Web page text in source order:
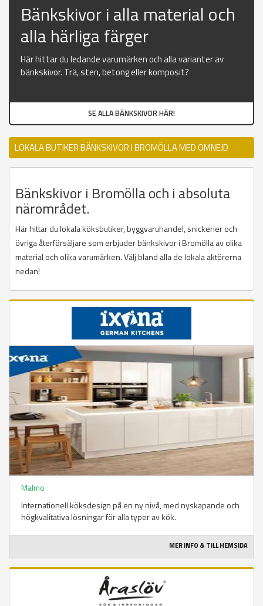
Bänkskivor i alla material och
alla härliga färger
Här hittar du ledande varumärken och alla varianter av
bänkskivor. Trä, sten, betong eller komposit?
SE ALLA BÄNKSKIVOR HÄR!
LOKALA BUTIKER BÄNKSKIVOR I BROMÖLLA MED OMNEJD
Bänkskivor i Bromölla och i absoluta
närområdet.
Här hittar du lokala köksbutiker, byggvaruhandel, snickerier och
övriga återförsäljare som erbjuder bänkskivor i Bromölla av olika
material och olika varumärken. Välj bland alla de lokala aktörerna
nedan!
Malmö
Internationell köksdesign på en ny nivå, med nyskapande och
högkvalitativa lösningar för alla typer av kök.
MER INFO & TILL HEMSIDA